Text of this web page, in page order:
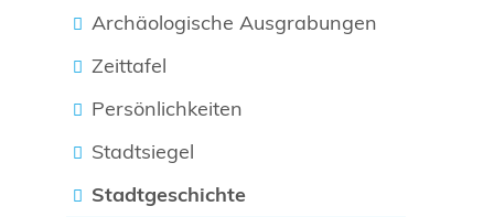
Archäologische Ausgrabungen
Zeittafel
Persönlichkeiten
Stadtsiegel
Stadtgeschichte